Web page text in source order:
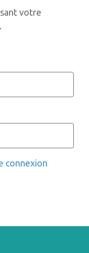
votre
connexion